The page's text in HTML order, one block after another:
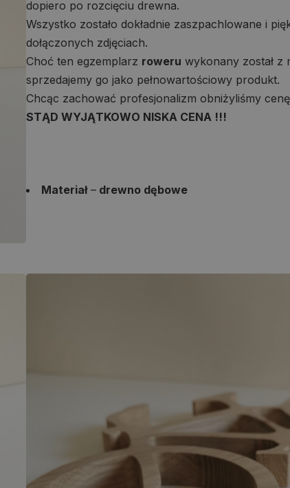
dopiero po rozcięciu drewna.
Wszystko zostało dokładnie zaszpachlowane i
dołączonych zdjęciach.
Choć ten egzemplarz roweru wykonany został z
sprzedajemy go jako pełnowartościowy produkt.
Chcąc zachować profesjonalizm obniżyliśmy
STĄD WYJĄTKOWO NISKA CENA !!!
Materiał– drewno dębowe